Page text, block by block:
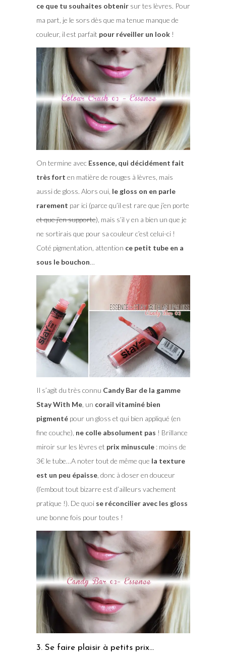
ce que tu souhaites obtenirsur tes lèvres. Pour
ma part, je le sors dès que ma tenue manque de
couleur, il est parfait pour réveiller un look!
On termine avec Essence, qui décidément fait
très fort en matière de rouges à lèvres, mais
aussi de gloss. Alors oui, le gloss on en parle
rarement par ici (parce qu’il est rare que j’en porte
et que j’en supporte), mais s’il y en a bien un que je
ne sortirais que pour sa couleur c’est celui-ci !
Coté pigmentation, attention ce petit tube en a
sous le bouchon…
Il s’agit du très connu Candy Bar de la gamme
Stay With Me, un corail vitaminé bien
pigmentépour un gloss et qui bien appliqué (en
fine couche), ne colle absolument pas ! Brillance
miroir sur les lèvres et prix minuscule: moins de
3€ le tube…A noter tout de même que la texture
est un peu épaisse, donc à doser en douceur
(l’embout tout bizarre est d’ailleurs vachement
pratique !). De quoi se réconcilier avec les gloss
une bonne fois pour toutes !
3. Se faire plaisir à petits prix…